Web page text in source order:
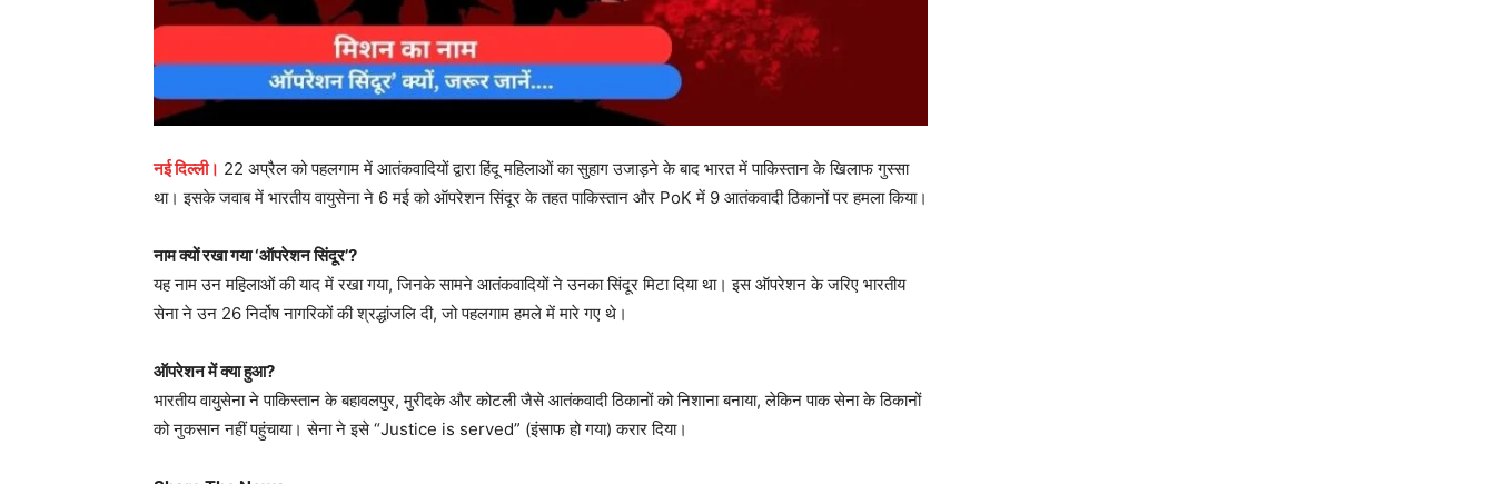
नई दिल्ली। 22 अप्रैल को पहलगाम में आतंकवादियों द्वारा हिंदू महिलाओं का सुहाग उजाड़ने के बाद भारत में पाकिस्तान के खिलाफ गुस्सा
था। इसके जवाब में भारतीय वायुसेना ने 6 मई को ऑपरेशन सिंदूर के तहत पाकिस्तान और PoK में 9 आतंकवादी ठिकानों पर हमला किया।
नाम क्यों रखा गया ‘ऑपरेशन सिंदूर’?
यह नाम उन महिलाओं की याद में रखा गया, जिनके सामने आतंकवादियों ने उनका सिंदूर मिटा दिया था। इस ऑपरेशन के जरिए भारतीय
सेना ने उन 26 निर्दोष नागरिकों की श्रद्धांजलि दी, जो पहलगाम हमले में मारे गए थे।
ऑपरेशन में क्या हुआ?
भारतीय वायुसेना ने पाकिस्तान के बहावलपुर, मुरीदके और कोटली जैसे आतंकवादी ठिकानों को निशाना बनाया, लेकिन पाक सेना के ठिकानों
को नुकसान नहीं पहुंचाया। सेना ने इसे “Justice is served” (इंसाफ हो गया) करार दिया।